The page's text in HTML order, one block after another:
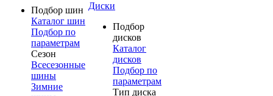
Подбор шин
Каталог шин
Подбор по
параметрам
Сезон
Всесезонные
шины
Зимние
Диски
Подбор
дисков
Каталог
дисков
Подбор по
параметрам
Тип диска